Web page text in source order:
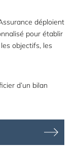
déploient
pour établir
objectifs, les
d’un bilan